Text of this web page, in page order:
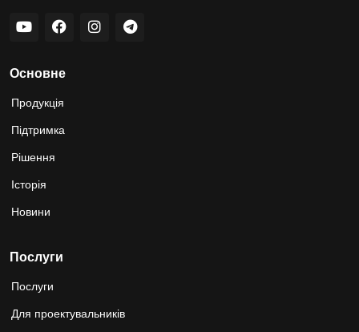
Основне
Продукція
Підтримка
Рішення
Історія
Новини
Послуги
Послуги
Для проектувальників